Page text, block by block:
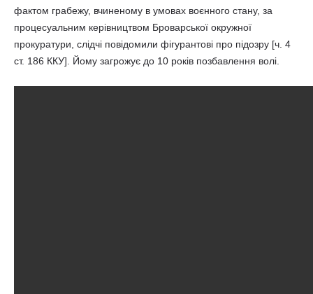
фактом грабежу, вчиненому в умовах воєнного стану, за
процесуальним керівництвом Броварської окружної
прокуратури, слідчі повідомили фігурантові про підозру [ч. 4
ст. 186 ККУ]. Йому загрожує до 10 років позбавлення волі.